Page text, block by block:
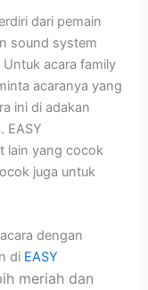
dari pemain
sound system
acara family
acaranya yang
ini di adakan
EASY
lain yang cocok
juga untuk
dengan
di EASY
meriah dan